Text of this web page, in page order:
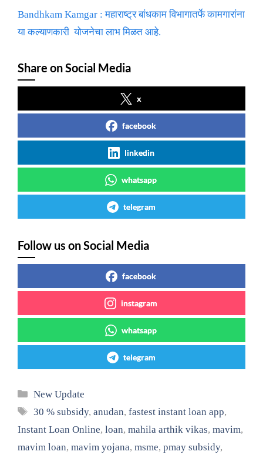
Bandhkam Kamgar : महाराष्ट्र बांधकाम विभागातर्फे कामगारांना
या कल्याणकारी योजनेचा लाभ मिळत आहे.
Share on Social Media
x
facebook
linkedin
whatsapp
telegram
Follow us on Social Media
facebook
instagram
whatsapp
telegram
Categories
New Update
Tags
30 % subsidy,anudan,fastest instant loan app,
Instant Loan Online, loan, mahila arthik vikas, mavim,
mavim loan, mavim yojana, msme, pmay subsidy,